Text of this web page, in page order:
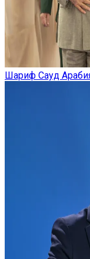
Шариф Сауд